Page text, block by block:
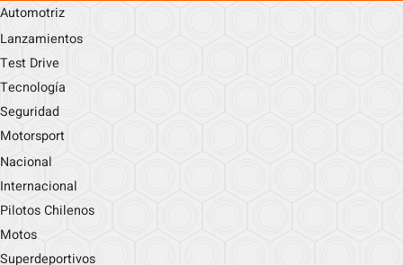
Automotriz
Lanzamientos
Test Drive
Tecnología
Seguridad
Motorsport
Nacional
Internacional
Pilotos Chilenos
Motos
Superdeportivos